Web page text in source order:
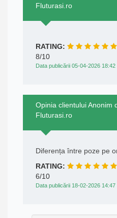
Fluturasi.ro
RATING:
8/10
Data publicării 05-04-2026 18:42
Opinia clientului Anonim
Fluturasi.ro
Diferența între poze pe
RATING:
6/10
Data publicării 18-02-2026 14:47